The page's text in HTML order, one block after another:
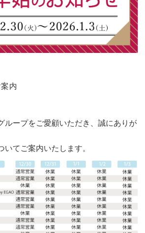
内
ループをご愛顧いただき、誠にありが
いてご案内いたします。